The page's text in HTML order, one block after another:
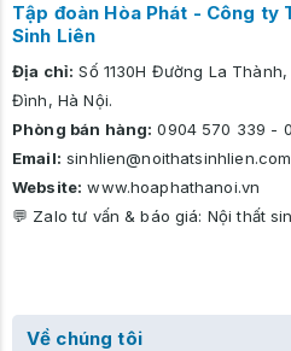
Tập đoàn Hòa Phát - Công ty
Sinh Liên
Địa chỉ: Số 1130H Đường La
Đình, Hà Nội.
Phòng bán hàng: 0904 570 339 -
Email: sinhlien@noithatsinhlien.com
Website: www.hoaphathanoi.vn
💬 Zalo tư vấn & báo giá: Nội thất
Về chúng tôi